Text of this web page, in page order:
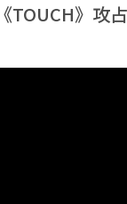
TOUCH》攻